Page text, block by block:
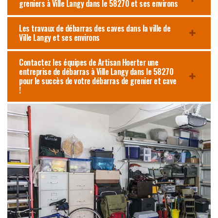
greniers à Ville Langy dans le 58270 et ses environs
Les travaux de débarras des caves dans la ville de
Ville Langy et ses environs
Contactez les équipes de Artisan Hoerter une
entreprise de débarras à Ville Langy dans le 58270
pour le succès de votre débarras de grenier et cave
!